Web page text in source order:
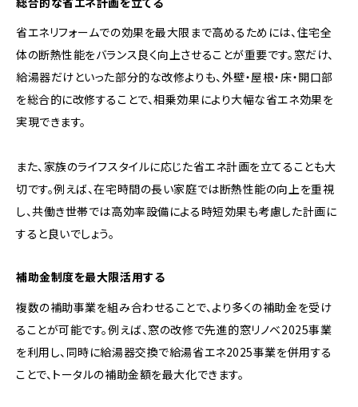
省エネリフォームでの効果を最大限まで高めるためには、住宅全
体の断熱性能をバランス良く向上させることが重要です。窓だけ、
給湯器だけといった部分的な改修よりも、外壁・屋根・床・開口部
を総合的に改修することで、相乗効果により大幅な省エネ効果を
実現できます。
また、家族のライフスタイルに応じた省エネ計画を立てることも大
切です。例えば、在宅時間の長い家庭では断熱性能の向上を重視
し、共働き世帯では高効率設備による時短効果も考慮した計画に
すると良いでしょう。
補助金制度を最大限活用する
複数の補助事業を組み合わせることで、より多くの補助金を受け
ることが可能です。例えば、窓の改修で先進的窓リノベ2025事業
を利用し、同時に給湯器交換で給湯省エネ2025事業を併用する
ことで、トータルの補助金額を最大化できます。